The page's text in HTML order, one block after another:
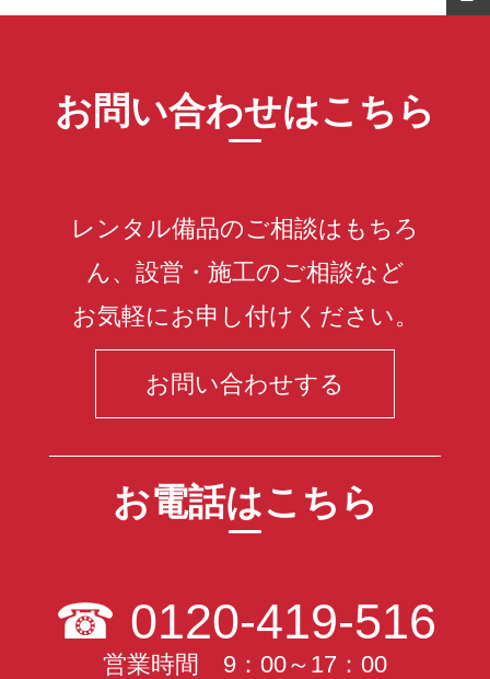
お問い合わせはこちら
レンタル備品のご相談はもちろ
ん、設営・施工のご相談など
お気軽にお申し付けください。
お問い合わせする
お電話はこちら
☎ 0120-419-516
営業時間 9：00～17：00